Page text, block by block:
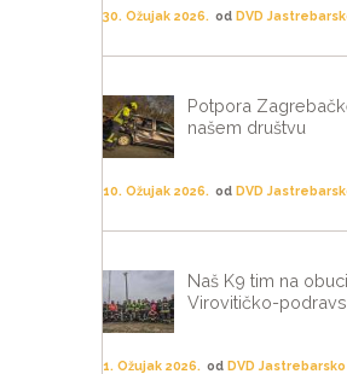
30. Ožujak 2026. odDVD
Potpora
našem društvu
10. Ožujak 2026. odDVD
Naš K9 tim na
Virovitičko-
1. Ožujak 2026. odDVD Jastrebarsko